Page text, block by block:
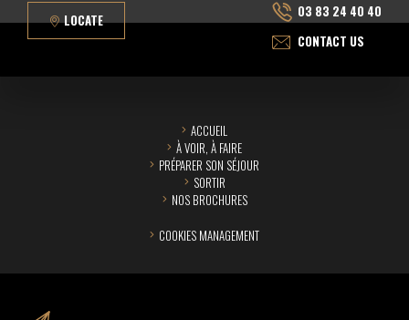
LOCATE
03 83 24 40 40
CONTACT US
ACCUEIL
À VOIR, À FAIRE
PRÉPARER SON SÉJOUR
SORTIR
NOS BROCHURES
COOKIES MANAGEMENT